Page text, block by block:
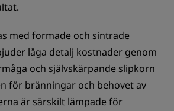
med formade och sintrade
låga detalj kostnader genom
och självskärpande slipkorn
för bränningar och behovet av
är särskilt lämpade för